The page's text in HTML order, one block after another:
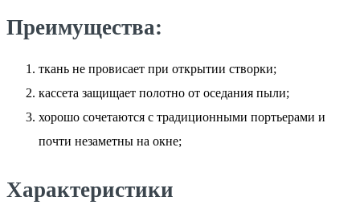
Преимущества:
ткань не провисает при открытии створки;
кассета защищает полотно от оседания пыли;
хорошо сочетаются с традиционными портьерами и
почти незаметны на окне;
Характеристики